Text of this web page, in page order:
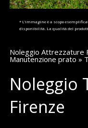
Noleggio Attrezzature
Manutenzione prato »
Noleggio
Firenze
* L’immagine è a scopo
disponibilità. La qualità del